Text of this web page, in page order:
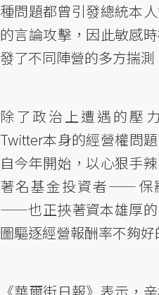
種問題都曾引發總統本
的言論攻擊，因此敏感
發了不同陣營的多方揣測
除了政治上遭遇的壓
Twitter本身的經營權問
自今年開始，以心狠手
著名基金投資者——保
——也正挾著資本雄厚的
圖驅逐經營報酬率不夠好